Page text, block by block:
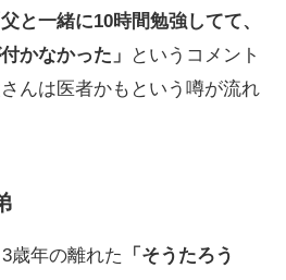
父と一緒に10時間勉強してて、
かなかった」
というコメント
んは医者かもという噂が流れ
歳年の離れた
「そうたろう